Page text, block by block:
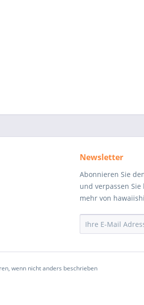
Newsletter
Abonnieren Sie
und verpassen
mehr von
wenn nicht anders beschrieben